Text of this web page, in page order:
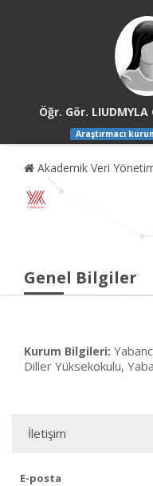
Öğr. Gör. LIUDMYLA
Araştırmacı
Akademik Veri
Genel Bilgiler
Kurum Bilgileri:
Diller Yüksekokulu,
İletişim
E-posta